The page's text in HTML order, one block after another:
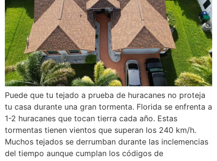
Puede que tu tejado a prueba de huracanes no proteja
tu casa durante una gran tormenta. Florida se enfrenta a
1-2 huracanes que tocan tierra cada año. Estas
tormentas tienen vientos que superan los 240 km/h.
Muchos tejados se derrumban durante las inclemencias
del tiempo aunque cumplan los códigos de